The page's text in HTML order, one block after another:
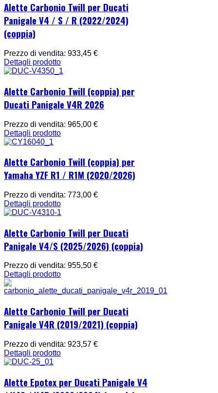
Alette Carbonio Twill per Ducati
Panigale V4 / S / R (2022/2024)
(coppia)
Prezzo di vendita: 933,45 €
Dettagli prodotto
Alette Carbonio Twill (coppia) per
Ducati Panigale V4R 2026
Prezzo di vendita: 965,00 €
Dettagli prodotto
Alette Carbonio Twill (coppia) per
Yamaha YZF R1 / R1M (2020/2026)
Prezzo di vendita: 773,00 €
Dettagli prodotto
Alette Carbonio Twill per Ducati
Panigale V4/S (2025/2026) (coppia)
Prezzo di vendita: 955,50 €
Dettagli prodotto
Alette Carbonio Twill per Ducati
Panigale V4R (2019/2021) (coppia)
Prezzo di vendita: 923,57 €
Dettagli prodotto
Alette Epotex per Ducati Panigale V4